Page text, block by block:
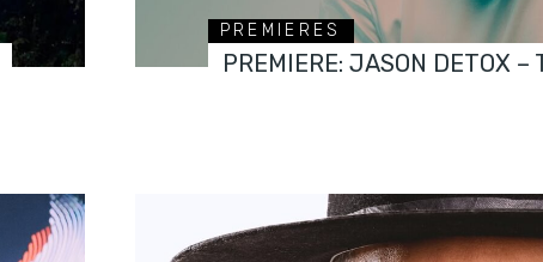
PREMIERES
PREMIERE: JASON DETOX –